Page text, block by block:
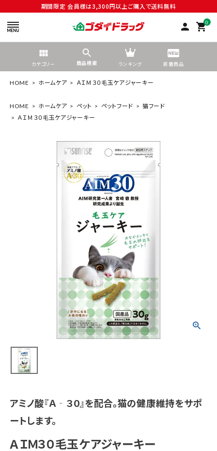
期間限定 会員様は3,300円以上ご購入で送料無料
person 0
shopping_cart
カテゴリー 商品検索 ランキング 新着商品
絞り込んで検索する
person 会員登録
雑貨
インフォメーション
医薬品に関する注意事項
HOME ホームケア ＡＩＭ３０毛玉ケアジャーキー
HOME ホームケア ペット ペットフード
猫フード
ＡＩＭ３０毛玉ケアジャーキー
アミノ酸『Ａ‐３０』を配合。猫の健康維持をサポ
ートします。
ＡＩＭ３０毛玉ケアジャーキー